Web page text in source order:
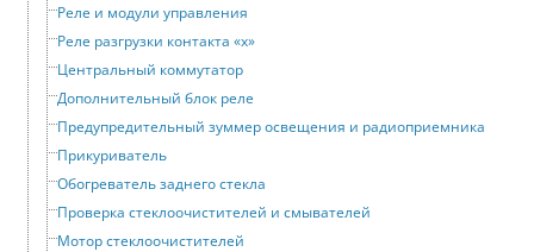
Реле и модули управления
Реле разгрузки контакта «x»
Центральный коммутатор
Дополнительный блок реле
Предупредительный зуммер освещения и радиоприемника
Прикуриватель
Обогреватель заднего стекла
Проверка стеклоочистителей и смывателей
Мотор стеклоочистителей